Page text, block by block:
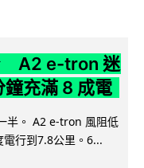
A2 e-tron 迷
充滿 8 成電
半。 A2 e-tron 風阻低
行到7.8公里。6...